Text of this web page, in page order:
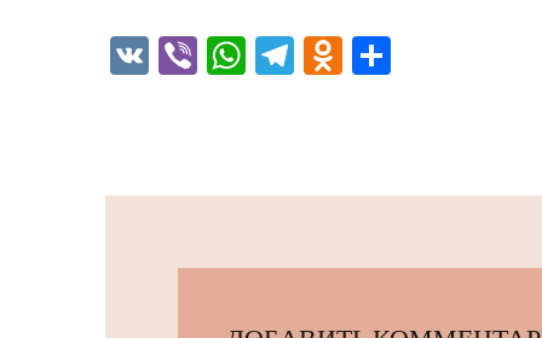
VK ViberWhatsApp
Telegram